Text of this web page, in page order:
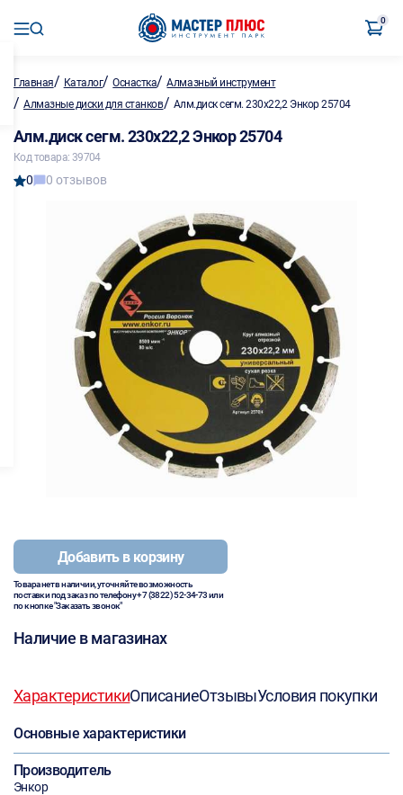
0
Главная/ Каталог/Оснастка/Алмазный инструмент
/ Алмазные диски для станков/ Алм.диск сегм. 230х22,2 Энкор 25704
Алм.диск сегм. 230х22,2 Энкор 25704
Код товара: 39704
0 0 отзывов
Добавить в корзину
Товара нет в наличии, уточняйте возможность
поставки под заказ по телефону+7 (3822) 52-34-73или
по кнопке "Заказать звонок"
Наличие в магазинах
ХарактеристикиОписаниеОтзывыУсловия покупки
Основные характеристики
Производитель
Энкор